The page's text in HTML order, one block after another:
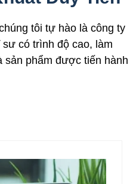
tôi tự hào là công ty
có trình độ cao, làm
sản phẩm được tiến hành